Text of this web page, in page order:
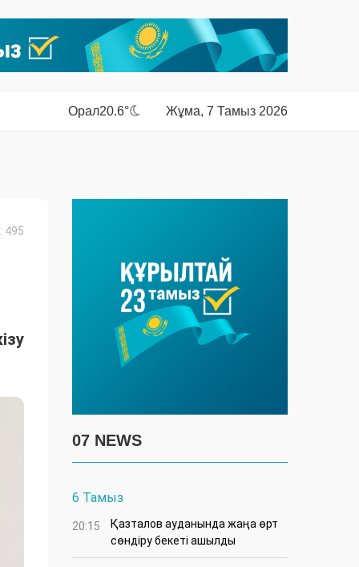
Орал20.6° Жұма, 7 Тамыз 2026
495
07 NEWS
6 Тамыз
20:15
Қазталов ауданында жаңа өрт
сөндіру бекеті ашылды